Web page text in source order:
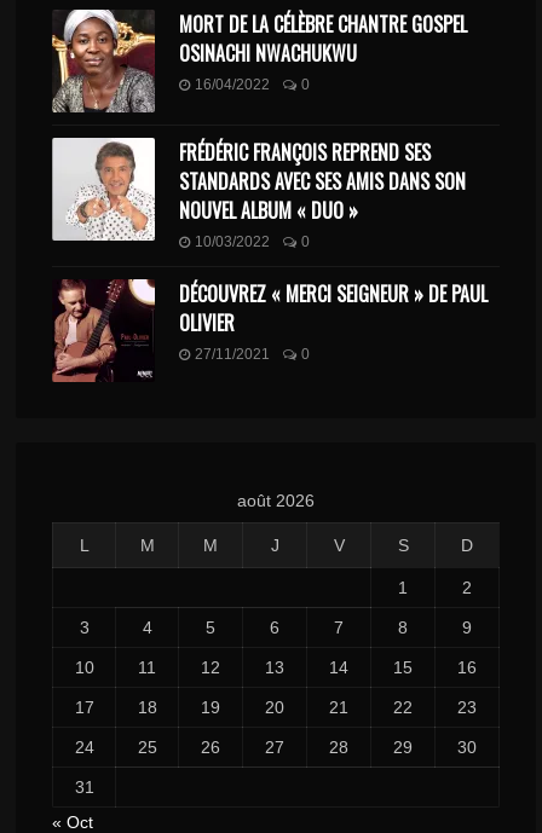
MORT DE LA CÉLÈBRE CHANTRE GOSPEL
OSINACHI NWACHUKWU
16/04/2022 0
FRÉDÉRIC FRANÇOIS REPREND SES
STANDARDS AVEC SES AMIS DANS SON
NOUVEL ALBUM « DUO »
10/03/2022 0
DÉCOUVREZ « MERCI SEIGNEUR » DE PAUL
OLIVIER
27/11/2021 0
août 2026
L M M J V S D
1 2
3 4 5 6 7 8 9
10 11 12 13 14 15 16
17 18 19 20 21 22 23
24 25 26 27 28 29 30
31
« Oct